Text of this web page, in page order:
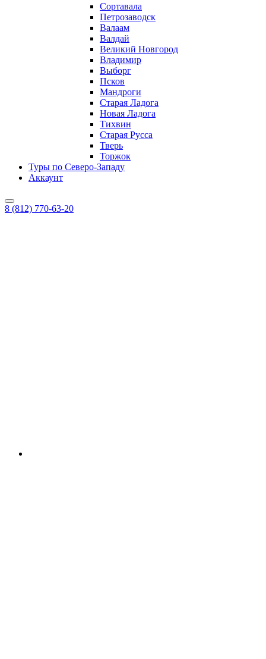
Сортавала
Петрозаводск
Валаам
Валдай
Великий Новгород
Владимир
Выборг
Псков
Мандроги
Старая Ладога
Новая Ладога
Тихвин
Старая Русса
Тверь
Торжок
Туры по Северо-Западу
Аккаунт
8 (812) 770-63-20